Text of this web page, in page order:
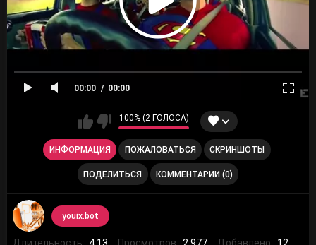
00:00 00:00
100% (2 ГОЛОСА)
ИНФОРМАЦИЯ ПОЖАЛОВАТЬСЯ СКРИНШОТЫ
ПОДЕЛИТЬСЯ КОММЕНТАРИИ (0)
youix.bot